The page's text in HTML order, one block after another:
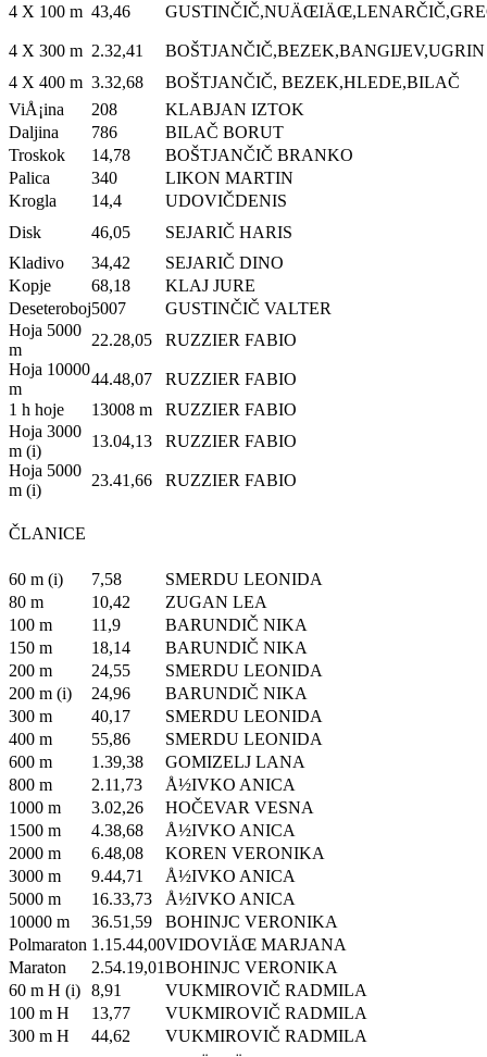
4 X 100 m 43,46
4 X 300 m 2.32,41
BOŠTJANČIČ,BEZEK,BANGIJEV,UGRIN
4 X 400 m 3.32,68
BOŠTJANČIČ, BEZEK,HLEDE,BILAČ
ViÅ¡ina
208
KLABJAN IZTOK
Daljina
786
BILAČ BORUT
Troskok
14,78
BOŠTJANČIČ BRANKO
Palica
340
LIKON MARTIN
Krogla
14,4
UDOVIČDENIS
Disk
46,05
SEJARIČ HARIS
Kladivo
34,42
SEJARIČ DINO
Kopje
68,18
KLAJ JURE
Deseteroboj5007
GUSTINČIČ VALTER
Hoja 5000
m
22.28,05
RUZZIER FABIO
Hoja 10000
m
44.48,07
RUZZIER FABIO
1 h hoje
13008 m
RUZZIER FABIO
Hoja 3000
m (i)
13.04,13
RUZZIER FABIO
Hoja 5000
m (i)
23.41,66 RUZZIER FABIO
ČLANICE
60 m (i) 7,58
SMERDU LEONIDA
80 m
10,42
ZUGAN LEA
100 m
11,9
BARUNDIČ NIKA
150 m
18,14
BARUNDIČ NIKA
200 m
24,55
SMERDU LEONIDA
200 m (i)
24,96
BARUNDIČ NIKA
300 m
40,17
SMERDU LEONIDA
400 m
55,86
SMERDU LEONIDA
600 m
1.39,38
GOMIZELJ LANA
800 m
2.11,73
Å½IVKO ANICA
1000 m
3.02,26
HOČEVAR VESNA
1500 m
4.38,68
Å½IVKO ANICA
2000 m
6.48,08
KOREN VERONIKA
3000 m
9.44,71
Å½IVKO ANICA
5000 m
16.33,73
Å½IVKO ANICA
10000 m
36.51,59
BOHINJC VERONIKA
Polmaraton 1.15.44,00VIDOVIÄŒ MARJANA
Maraton
2.54.19,01BOHINJC VERONIKA
60 m H (i) 8,91
VUKMIROVIČ RADMILA
100 m H
13,77
VUKMIROVIČ RADMILA
300 m H
44,62
VUKMIROVIČ RADMILA